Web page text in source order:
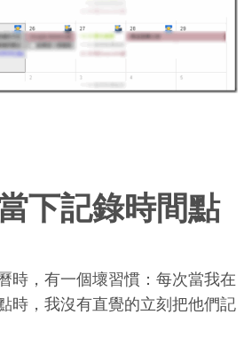
下記錄時間點
時，有一個壞習慣：每次當我在
時，我沒有直覺的立刻把他們記